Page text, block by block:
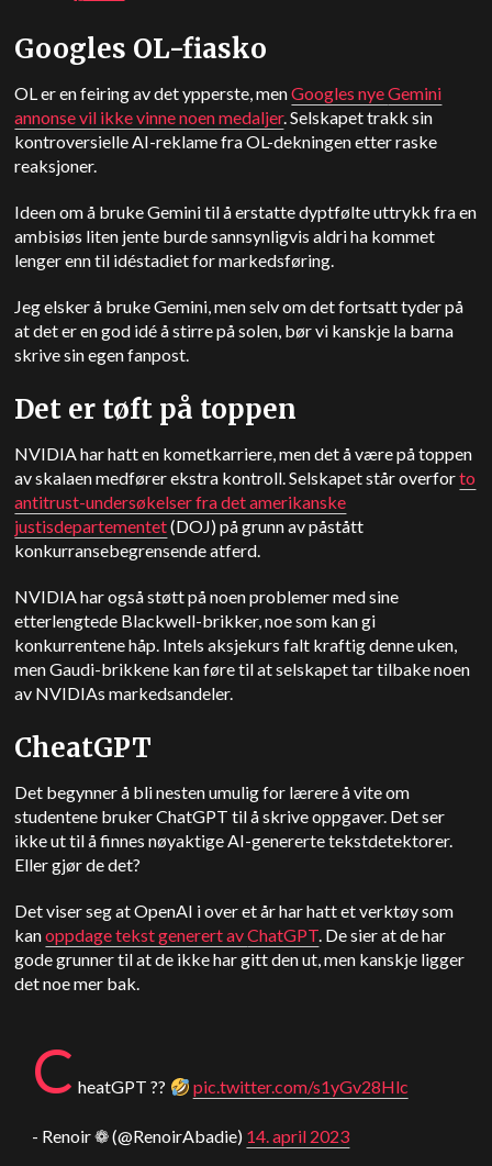
Googles OL-fiasko
OL er en feiring av det ypperste, menGoogles nyeGemini
annonse vil ikke vinne noen medaljer. Selskapet trakk sin
kontroversielle AI-reklame fra OL-dekningen etter raske
reaksjoner.
Ideen om å bruke Gemini til å erstatte dyptfølte uttrykk fra en
ambisiøs liten jente burde sannsynligvis aldri ha kommet
lenger enn til idéstadiet for markedsføring.
Jeg elsker å bruke Gemini, men selv om det fortsatt tyder på
at det er en god idé å stirre på solen, bør vi kanskje la barna
skrive sin egen fanpost.
Det er tøft på toppen
NVIDIA har hatt en kometkarriere, men det å være på toppen
av skalaen medfører ekstra kontroll. Selskapet står overforto
antitrust-undersøkelser fra det amerikanske
justisdepartementet(DOJ) på grunn av påstått
konkurransebegrensende atferd.
NVIDIA har også støtt på noen problemer med sine
etterlengtede Blackwell-brikker, noe som kan gi
konkurrentene håp. Intels aksjekurs falt kraftig denne uken,
men Gaudi-brikkene kan føre til at selskapet tar tilbake noen
av NVIDIAs markedsandeler.
CheatGPT
Det begynner å bli nesten umulig for lærere å vite om
studentene bruker ChatGPT til å skrive oppgaver. Det ser
ikke ut til å finnes nøyaktige AI-genererte tekstdetektorer.
Eller gjør de det?
Det viser seg at OpenAI i over et år har hatt et verktøy som
kanoppdage tekst generert avChatGPT. De sier at de har
gode grunner til at de ikke har gitt den ut, men kanskje ligger
det noe mer bak.
C heatGPT ?? pic.twitter.com/s1yGv28Hlc
- Renoir ❁ (@RenoirAbadie) 14. april 2023